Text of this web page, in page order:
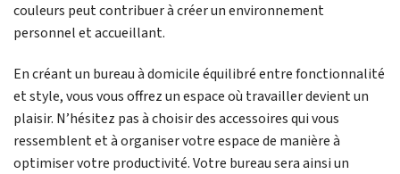
couleurs peut contribuer à créer un environnement
personnel et accueillant.
En créant un bureau à domicile équilibré entre fonctionnalité
et style, vous vous offrez un espace où travailler devient un
plaisir. N’hésitez pas à choisir des accessoires qui vous
ressemblent et à organiser votre espace de manière à
optimiser votre productivité. Votre bureau sera ainsi un